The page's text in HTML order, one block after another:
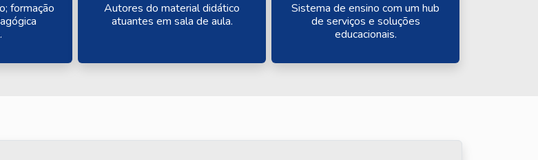
formação
Autores do material didático
atuantes em sala de aula.
Sistema de ensino com um hub
de serviços e soluções
educacionais.